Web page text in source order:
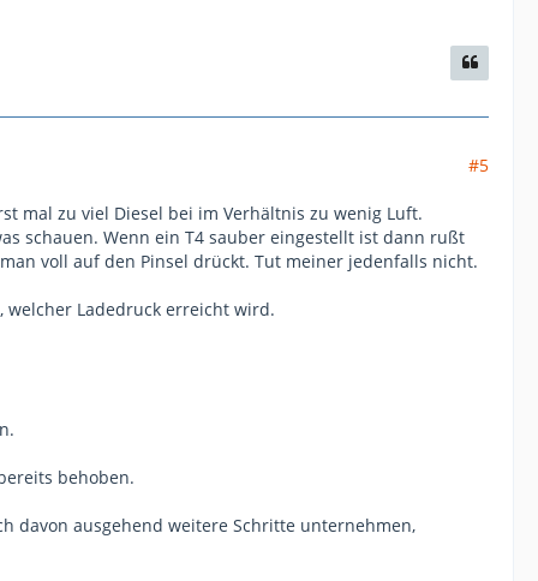
#5
mal zu viel Diesel bei im Verhältnis zu wenig Luft.
schauen. Wenn ein T4 sauber eingestellt ist dann rußt
voll auf den Pinsel drückt. Tut meiner jedenfalls nicht.
welcher Ladedruck erreicht wird.
behoben.
davon ausgehend weitere Schritte unternehmen,